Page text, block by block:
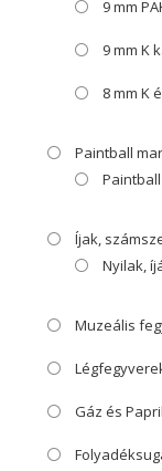
9 mm
9 mm K
8 mm K
Paintball
Íjak,
Nyilak,
Muzeális
Gáz és